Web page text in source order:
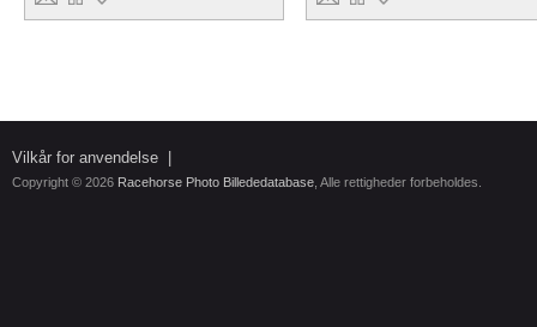
Vilkår for anvendelse
Copyright © 2026 Racehorse Photo Billededatabase , Alle rettigheder forbeholdes.